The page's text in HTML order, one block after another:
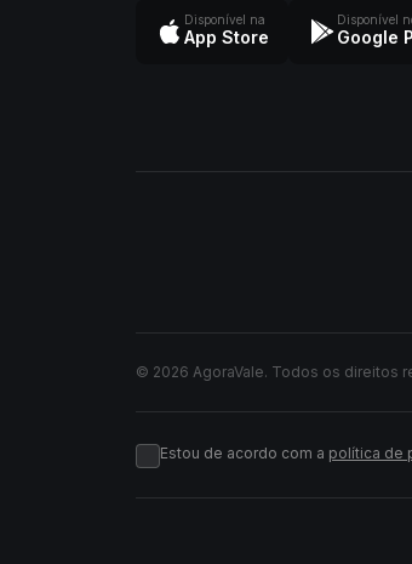
Disponível na
App Store
Disponível
Google
© 2026 AgoraVale. Todos os direitos
Estou de acordo com a política de